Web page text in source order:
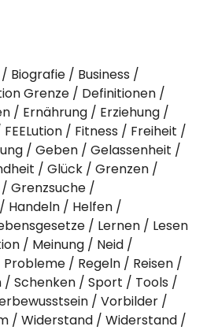
Biografie
Business
Grenze
Definitionen
Ernährung
Erziehung
FEELution Fitness
Freiheit
Geben
Gelassenheit
Glück
Grenzen
Grenzsuche
Handeln
Helfen
Lernen
Lesen
Meinung
Neid
Probleme Regeln
Reisen
Schenken Sport
Tools
Vorbilder
Widerstand
Widerstand